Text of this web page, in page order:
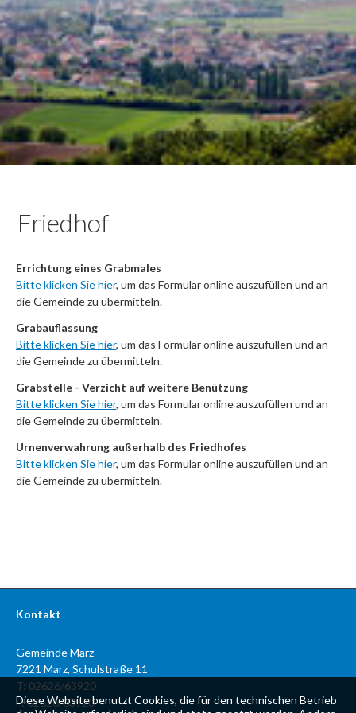
Diese Website benutzt Cookies, die für den technischen Betrieb
Friedhof
Errichtung eines Grabmales
Bitte klicken Sie hier, um das Formular online auszufüllen und an
die Gemeinde zu übermitteln.
Grabauflassung
Bitte klicken Sie hier, um das Formular online auszufüllen und an
die Gemeinde zu übermitteln.
Grabstelle - Verzicht auf weitere Benützung
Bitte klicken Sie hier, um das Formular online auszufüllen und an
die Gemeinde zu übermitteln.
Urnenverwahrung außerhalb des Friedhofes
Bitte klicken Sie hier, um das Formular online auszufüllen und an
die Gemeinde zu übermitteln.
Kontakt
Gemeinde Marz
7221 Marz, Schulstraße 11
T: 02626/63920
F: 02626/63920-4